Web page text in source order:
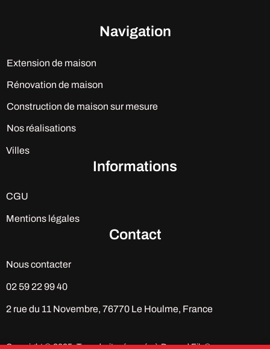
Navigation
Extension de maison
Rénovation de maison
Construction de maison sur mesure
Nos réalisations
Villes
Informations
CGU
Mentions légales
Contact
Nous contacter
02 59 22 99 40
2 rue du 11 Novembre, 76770 Le Houlme, France
Copyright © 2025. Tous droits réservés à Durand Fils®